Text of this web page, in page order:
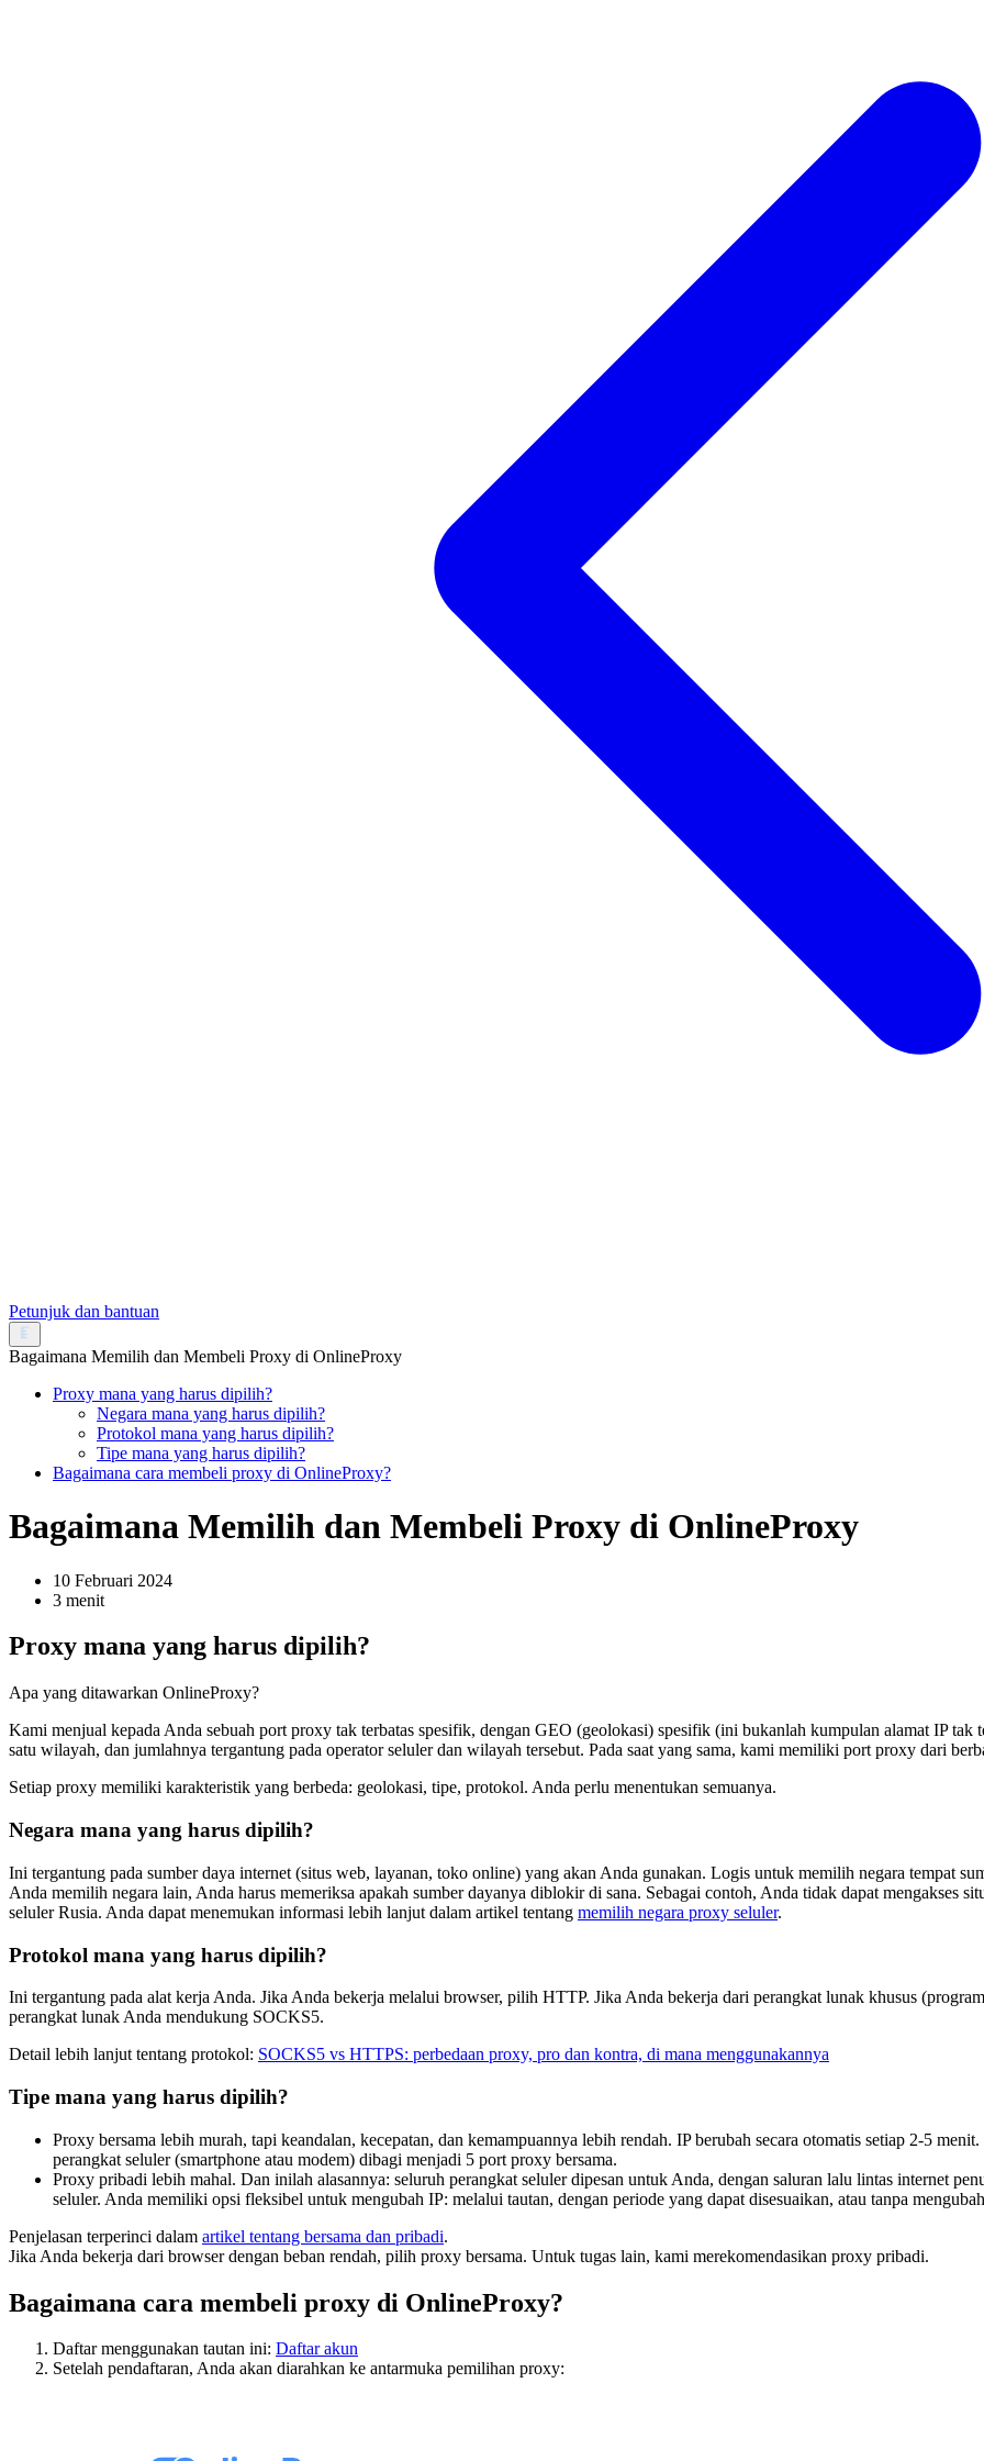
Petunjuk dan bantuan
Bagaimana Memilih dan Membeli Proxy di OnlineProxy
Proxy mana yang harus dipilih?
Negara mana yang harus dipilih?
Protokol mana yang harus dipilih?
Tipe mana yang harus dipilih?
Bagaimana cara membeli proxy di OnlineProxy?
Bagaimana Memilih dan Membeli Proxy di OnlineProxy
10 Februari 2024
3 menit
Proxy mana yang harus dipilih?
Apa yang ditawarkan OnlineProxy?
Kami menjual kepada Anda sebuah port proxy tak terbatas spesifik, dengan GEO (geolokasi) spesifik (ini bukanlah kumpulan alamat IP tak
satu wilayah, dan jumlahnya tergantung pada operator seluler dan wilayah tersebut. Pada saat yang sama, kami memiliki port proxy dari
Setiap proxy memiliki karakteristik yang berbeda: geolokasi, tipe, protokol. Anda perlu menentukan semuanya.
Negara mana yang harus dipilih?
Ini tergantung pada sumber daya internet (situs web, layanan, toko online) yang akan Anda gunakan. Logis untuk memilih negara tempat
Anda memilih negara lain, Anda harus memeriksa apakah sumber dayanya diblokir di sana. Sebagai contoh, Anda tidak dapat mengakses
seluler Rusia. Anda dapat menemukan informasi lebih lanjut dalam artikel tentang memilih negara proxy seluler.
Protokol mana yang harus dipilih?
Ini tergantung pada alat kerja Anda. Jika Anda bekerja melalui browser, pilih HTTP. Jika Anda bekerja dari perangkat lunak khusus
perangkat lunak Anda mendukung SOCKS5.
Detail lebih lanjut tentang protokol: SOCKS5 vs HTTPS: perbedaan proxy, pro dan kontra, di mana menggunakannya
Tipe mana yang harus dipilih?
Proxy bersama lebih murah, tapi keandalan, kecepatan, dan kemampuannya lebih rendah. IP berubah secara otomatis setiap 2-5
perangkat seluler (smartphone atau modem) dibagi menjadi 5 port proxy bersama.
Proxy pribadi lebih mahal. Dan inilah alasannya: seluruh perangkat seluler dipesan untuk Anda, dengan saluran lalu lintas internet
seluler. Anda memiliki opsi fleksibel untuk mengubah IP: melalui tautan, dengan periode yang dapat disesuaikan, atau tanpa
Penjelasan terperinci dalam artikel tentang bersama dan pribadi.
Jika Anda bekerja dari browser dengan beban rendah, pilih proxy bersama. Untuk tugas lain, kami merekomendasikan proxy pribadi.
Bagaimana cara membeli proxy di OnlineProxy?
Daftar menggunakan tautan ini: Daftar akun
Setelah pendaftaran, Anda akan diarahkan ke antarmuka pemilihan proxy: